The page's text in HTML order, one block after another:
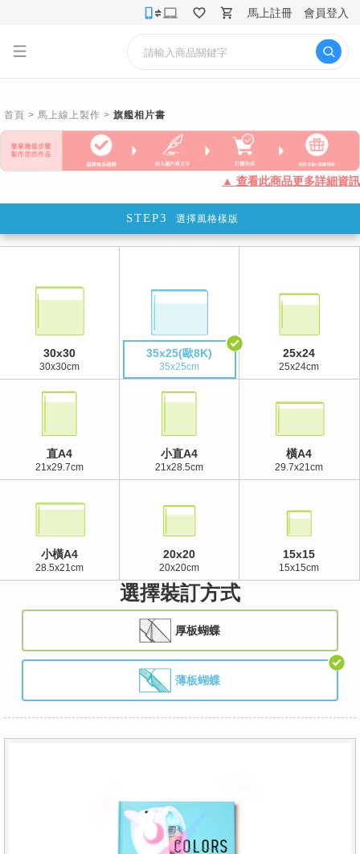
馬上註冊 會員登入
首頁 > 馬上線上製作 > 旗艦相片書
▲ 查看此商品更多詳細資訊
STEP3 選擇風格樣版
30x30
30x30cm
35x25(歐8K)
35x25cm
25x24
25x24cm
直A4
21x29.7cm
小直A4
21x28.5cm
橫A4
29.7x21cm
小橫A4
28.5x21cm
20x20
20x20cm
15x15
15x15cm
選擇裝訂方式
厚板蝴蝶
薄板蝴蝶